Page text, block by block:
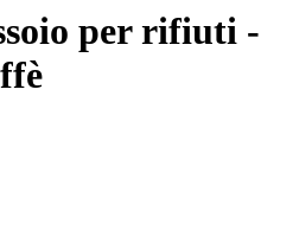
per rifiuti -